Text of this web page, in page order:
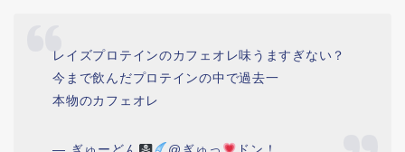
レイズプロテインのカフェオレ味うますぎない？
今まで飲んだプロテインの中で過去一
本物のカフェオレ